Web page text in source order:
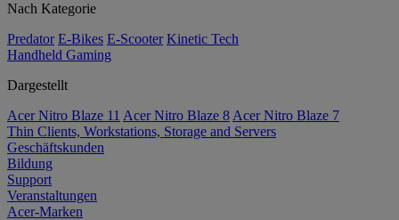
Nach Kategorie
Predator E-Bikes E-Scooter Kinetic Tech
Handheld Gaming
Dargestellt
Acer Nitro Blaze 11 Acer Nitro Blaze 8 Acer Nitro Blaze 7
Thin Clients, Workstations, Storage and Servers
Geschäftskunden
Bildung
Support
Veranstaltungen
Acer-Marken